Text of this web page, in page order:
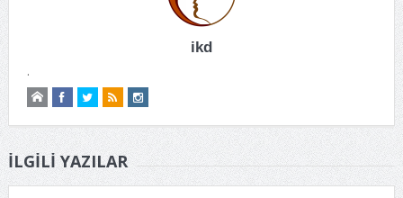
ikd
.
İLGILI YAZILAR